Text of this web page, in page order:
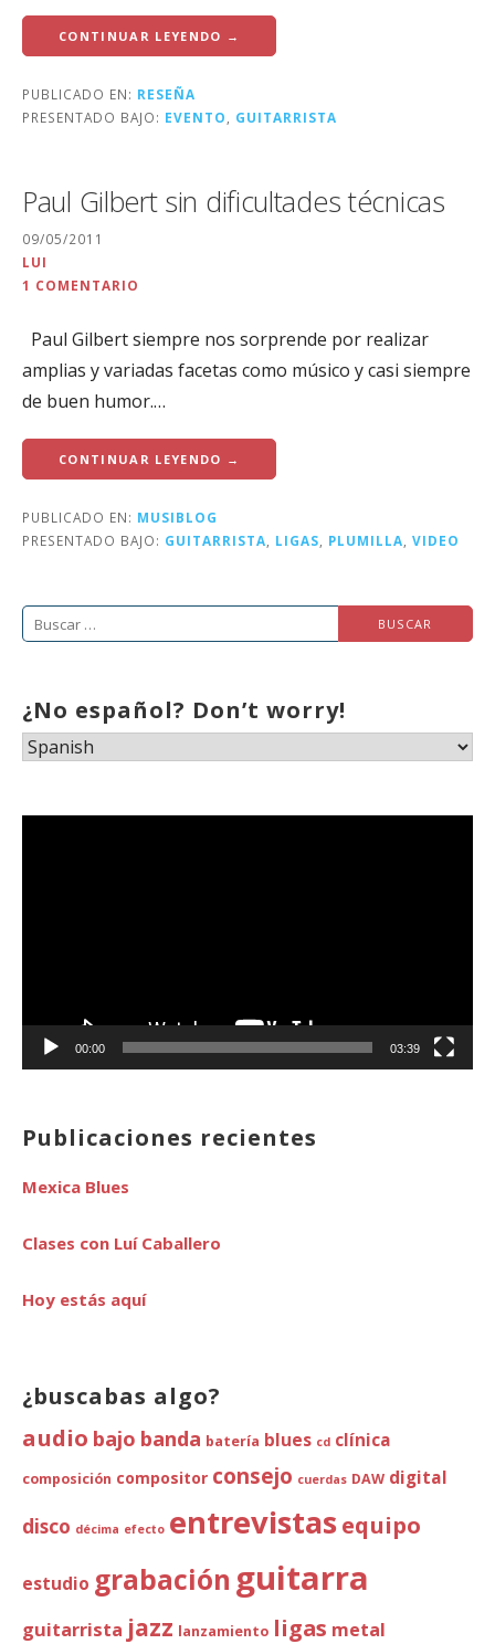
CONTINUAR LEYENDO →
PUBLICADO EN: RESEÑA
PRESENTADO BAJO: EVENTO, GUITARRISTA
Paul Gilbert sin dificultades técnicas
09/05/2011
LUI
1 COMENTARIO
Paul Gilbert siempre nos sorprende por realizar
amplias y variadas facetas como músico y casi siempre
de buen humor.…
CONTINUAR LEYENDO →
PUBLICADO EN: MUSIBLOG
PRESENTADO BAJO: GUITARRISTA, LIGAS, PLUMILLA, VIDEO
Buscar:
¿No español? Don’t worry!
00:00 03:39
Publicaciones recientes
Mexica Blues
Clases con Luí Caballero
Hoy estás aquí
¿buscabas algo?
audio bajo banda batería blues cd clínica
composición compositor consejo cuerdas DAW digital
disco décima efecto entrevistasequipo
estudio grabación guitarra
guitarrista jazz lanzamiento ligas metal